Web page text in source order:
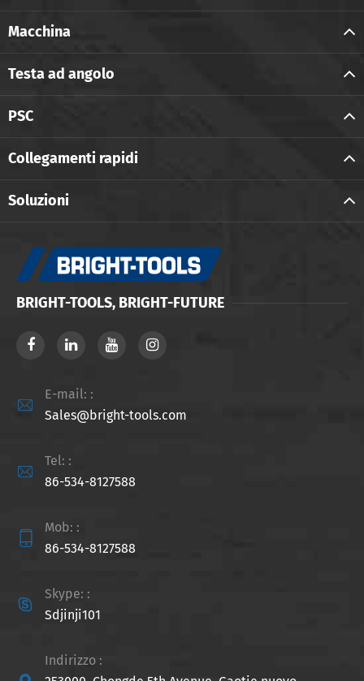
Macchina
Testa ad angolo
PSC
Collegamenti rapidi
Soluzioni
BRIGHT-TOOLS, BRIGHT-FUTURE

E-mail: :
Sales@bright-tools.com

Tel: :
86-534-8127588

Mob: :
86-534-8127588

Skype: :
Sdjinji101
Indirizzo :